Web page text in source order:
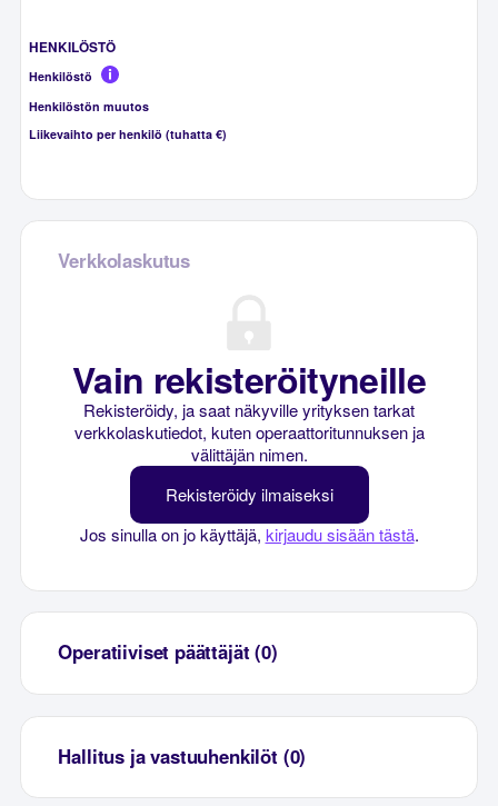
HENKILÖSTÖ
Henkilöstö
Henkilöstön muutos
Liikevaihto per henkilö (tuhatta €)
Verkkolaskutus
Vain rekisteröityneille
Rekisteröidy, ja saat näkyville yrityksen tarkat
verkkolaskutiedot, kuten operaattoritunnuksen ja
välittäjän nimen.
Rekisteröidy ilmaiseksi
Jos sinulla on jo käyttäjä, kirjaudu sisään tästä.
Operatiiviset päättäjät (0)
Hallitus ja vastuuhenkilöt (0)